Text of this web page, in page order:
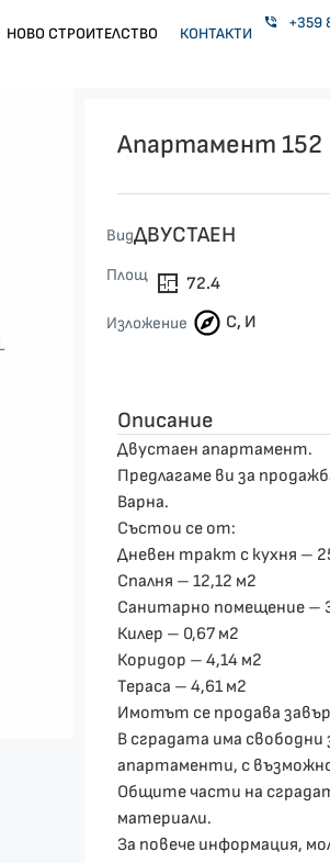
НОВО СТРОИТЕЛСТВО КОНТАКТИ
+359
Апартамент 152
ВидДВУСТАЕН
Площ 72.4
Изложение С, И
Описание
Двустаен апартамент.
Предлагаме ви за
Варна.
Състои се от:
Дневен тракт с кухня –
Спалня – 12,12 м2
Санитарно помещение –
Килер – 0,67 м2
Коридор – 4,14 м2
Тераса – 4,61 м2
Имотът се продава
В сградата има
апартаменти, с
Общите части на
материали.
За повече информация,